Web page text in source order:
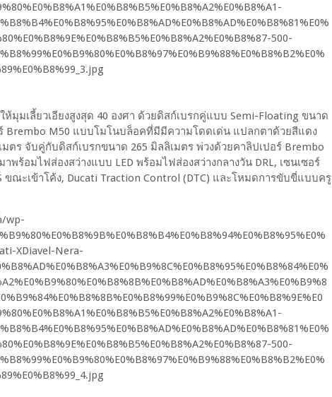
ห้มุมเลี้ยวเอียงสูงสุด 40 องศา ด้วยดิสก์เบรกคู่แบบ Semi-Floating ขนาด
Brembo M50 แบบโมโนบล็อคที่มีมีความโดดเด่น แปลกตาด้วยสีแดง
มตร จับคู่กับดิสก์เบรกขนาด 265 มิลลิเมตร พ่วงด้วยคาลิปเปอร์ Brembo
าพร้อมไฟส่องสว่างแบบ LED พร้อมไฟส่องสว่างกลางวัน DRL, เซนเซอร์
ขณะเข้าโค้ง, Ducati Traction Control (DTC) และโหมดการขับขี่แบบครู